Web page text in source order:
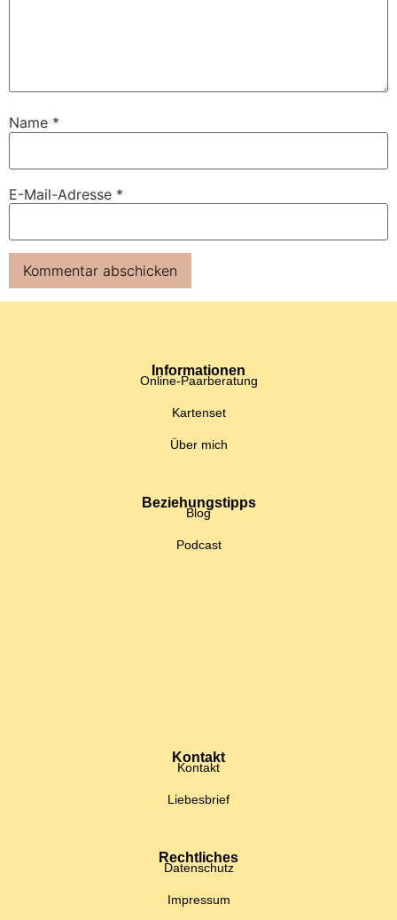
Name *
E-Mail-Adresse *
Informationen
Online-Paarberatung
Kartenset
Über mich
Beziehungstipps
Blog
Podcast
Kontakt
Kontakt
Liebesbrief
Rechtliches
Datenschutz
Impressum